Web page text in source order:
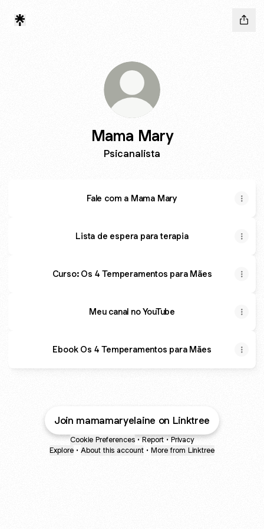
Mama Mary
Psicanalista
Fale com a Mama Mary
Lista de espera para terapia
Curso: Os 4 Temperamentos para Mães
Meu canal no YouTube
Ebook Os 4 Temperamentos para Mães
Join mamamaryelaine on Linktree
Cookie Preferences • Report • Privacy
Explore • About this account • More from Linktree